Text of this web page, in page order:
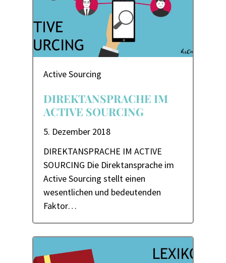
Active Sourcing
5. Dezember 2018
DIREKTANSPRACHE IM
ACTIVE SOURCING
DIREKTANSPRACHE IM ACTIVE
SOURCING Die Direktansprache im
Active Sourcing stellt einen
wesentlichen und bedeutenden
Faktor…